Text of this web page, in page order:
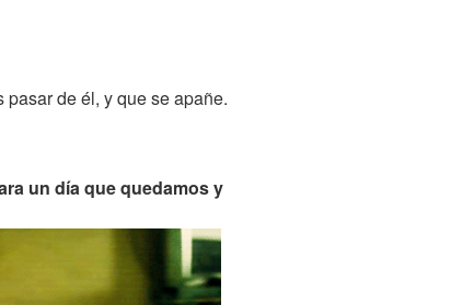
de él, y que se apañe.
un día que quedamos y